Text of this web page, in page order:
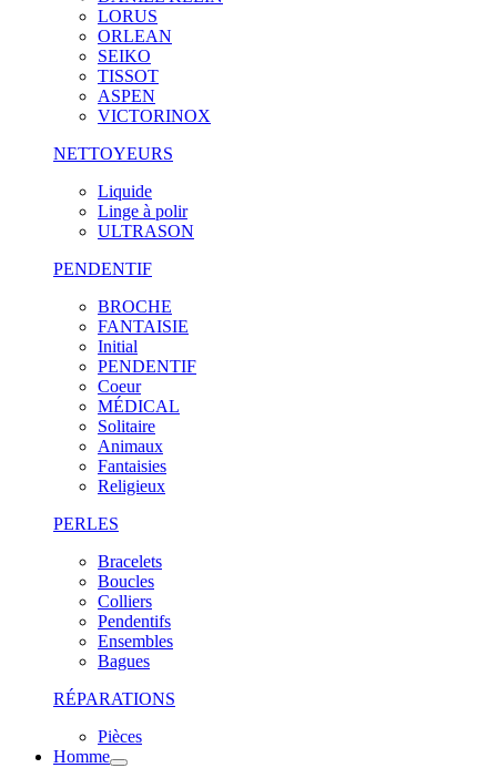
LORUS
ORLEAN
SEIKO
TISSOT
ASPEN
VICTORINOX
NETTOYEURS
Liquide
Linge à polir
ULTRASON
PENDENTIF
BROCHE
FANTAISIE
Initial
PENDENTIF
Coeur
MÉDICAL
Solitaire
Animaux
Fantaisies
Religieux
PERLES
Bracelets
Boucles
Colliers
Pendentifs
Ensembles
Bagues
RÉPARATIONS
Pièces
Homme